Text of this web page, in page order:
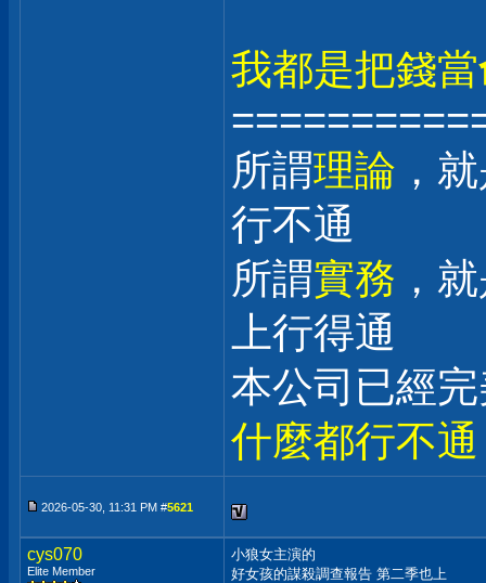
我都是把錢當
所謂理論 ，
行不通
所謂實務 ，
上行得通
本公司已經
什麼都行不
2026-05-30, 11:31 PM #5621
cys070
Elite Member
小狼女主演的
好女孩的謀殺調查報告 第二季也上